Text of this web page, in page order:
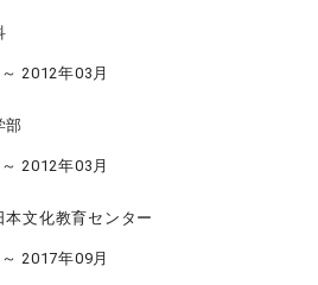
2012年03月
部
2012年03月
本文化教育センター
2017年09月